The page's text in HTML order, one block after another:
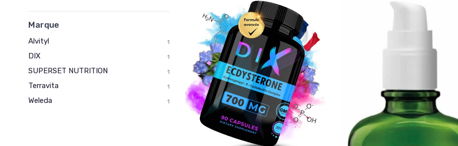
Marque
Alvityl 1
DIX 1
SUPERSET NUTRITION 1
Terravita 1
Weleda 1